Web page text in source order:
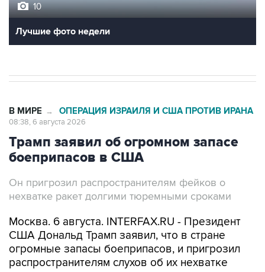
Лучшие фото недели
Трамп заявил об огромном запасе
боеприпасов в США
Он пригрозил распространителям фейков о
Москва. 6 августа. INTERFAX.RU - Президент
огромные запасы боеприпасов, и пригрозил
распространителям слухов об их нехватке
большими тюремными сроками.